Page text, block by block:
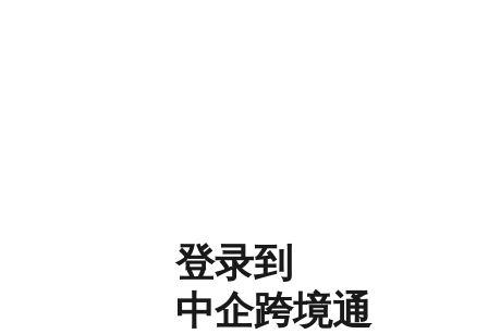
登录到
中企跨境通